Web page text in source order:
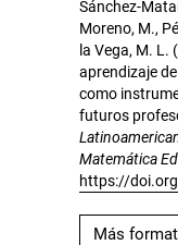
Sánchez-
Moreno, M.,
la Vega, M.
aprendizaje
como
futuros
Matemática
https://
Más